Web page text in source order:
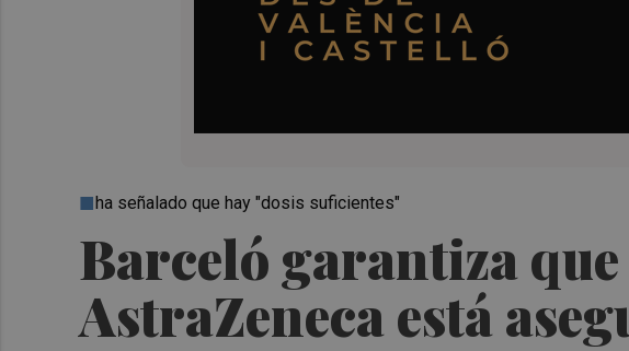
Barceló garantiza
AstraZeneca está
ha señalado que hay "dosis suficientes"